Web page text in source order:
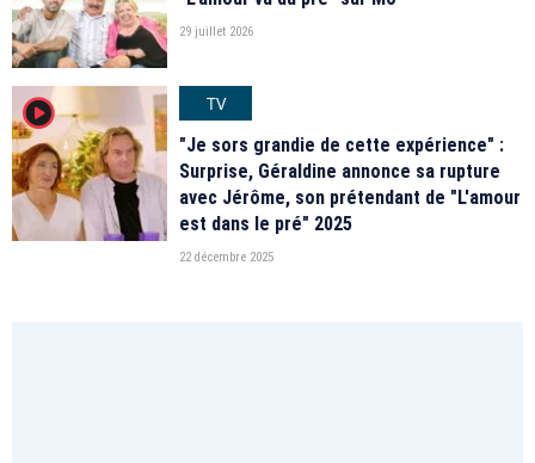
29 juillet 2026
player2
TV
"Je sors grandie de cette expérience" :
Surprise, Géraldine annonce sa rupture
avec Jérôme, son prétendant de "L'amour
est dans le pré" 2025
22 décembre 2025